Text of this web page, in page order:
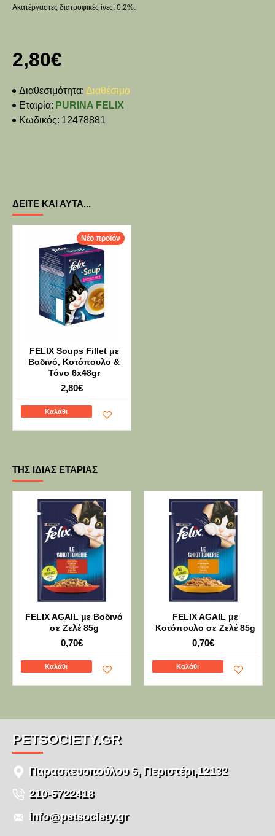
Ακατέργαστες διατροφικές ίνες: 0.2%.
Διαθεσιμότητα: Διαθέσιμο
Εταιρία: PURINA FELIX
Κωδικός: 12478881
2,80€
ΔΕΊΤΕ ΚΑΙ ΑΥΤΆ...
Νέο προϊόν
FELIX Soups Fillet με
Βοδινό, Κοτόπουλο &
Τόνο 6x48gr
2,80€
Καλάθι
ΤΗΣ ΊΔΙΑΣ ΕΤΑΡΊΑΣ
FELIX AGAIL με Βοδινό
σε Ζελέ 85g
0,70€
Καλάθι
FELIX AGAIL με
Κοτόπουλο σε Ζελέ 85g
0,70€
Καλάθι
PETSOCIETY.GR
Παρασκευοπούλου 6, Περιστέρι,12132
210-5722418
info@petsociety.gr